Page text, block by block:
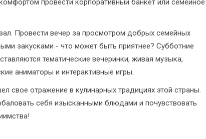
Провести вечер за просмотром добрых семейных
закусками - что может быть приятнее? Субботние
тематические вечеринки, живая музыка,
аниматоры и интерактивные игры.
свое отражение в кулинарных традициях этой страны.
себя изысканными блюдами и почувствовать